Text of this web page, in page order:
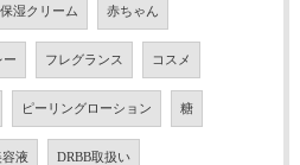
保湿クリーム 赤ちゃん
ー フレグランス コスメ
ピーリングローション 糖
液 DRBB取扱い